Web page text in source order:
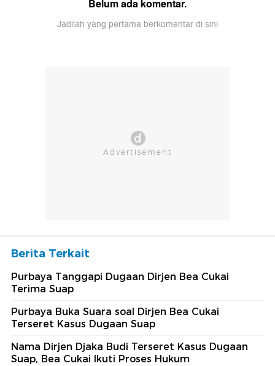
Belum ada komentar.
Jadilah yang pertama berkomentar di sini
Berita Terkait
Purbaya Tanggapi Dugaan Dirjen Bea Cukai
Terima Suap
Purbaya Buka Suara soal Dirjen Bea Cukai
Terseret Kasus Dugaan Suap
Nama Dirjen Djaka Budi Terseret Kasus Dugaan
Suap, Bea Cukai Ikuti Proses Hukum